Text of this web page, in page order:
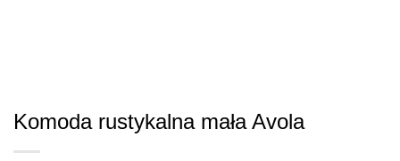
Komoda rustykalna mała Avola